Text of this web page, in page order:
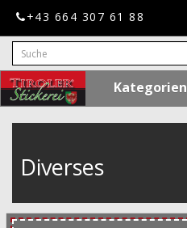
+43 664 307 61 88
Kategorien
Diverses